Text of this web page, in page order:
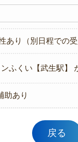
あり（別日程での
ふくい【武生駅】
助あり
戻る